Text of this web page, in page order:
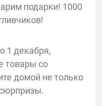
подарки! 1000
1 декабря,
товары со
домой не только